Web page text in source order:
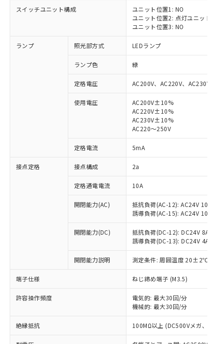
スイッチユニット構成
ユニット位置1: NO
ユニット位置2: 点灯ユニット
ユニット位置3: NO
ランプ 照光部方式 LEDランプ
ランプ色 緑
定格電圧 AC200V、AC220V、AC230V
使用電圧
AC200V±10%
AC220V±10%
AC230V±10%
AC220～250V
定格電流 5mA
接点定格 接点構成 2a
定格通電電流 10A
開閉能力(AC)
抵抗負荷(AC-12): AC24V 10A/
誘導負荷(AC-15): AC24V
開閉能力(DC)
抵抗負荷(DC-12): DC24V 8A/
誘導負荷(DC-13): DC24V 4A/
開閉能力説明 測定条件: 周囲温度 20±2℃、
端子仕様 ねじ締め端子 (M3.5)
許容操作頻度
電気的: 最大30回/分
機械的: 最大30回/分
絶縁抵抗 100MΩ以上 (DC500Vメガ、点
以下の条件をお読みいただき、同意のうえ
本サービスは、当社制御機器事業取扱
商品の当社在庫状況および標準価格
(税抜)を提供させていただくもので
本サービスの対象外となる商品もある
ことをご了承ください。
在庫状況および標準価格照会結果は、
記載している更新日時点での社内デー
タに基づき作成されるものであり、閲
覧された時点での実際の在庫および標
対応済み：EU RoHS指令（10物質）の
非含有に対応した製品が提供可能な商品で
対応予定：EU RoHS指令（10物質）の非含
有に対応した製品に切り替える予定のある
対応予定なし：EU RoHS指令（10物質）の
非含有に非対応の商品で、対応品を出す予
調査・確認中：EU RoHS指令（10物質）の
非含有の対応状況を調査中または確認中の
非該当品：ライセンス料など無形物で、有
害物質有無と関係のない商品です。
仕入先様の事情により、非含有部品として
いたものが、含有品と判明した場合などや
むを得ず変更することがあります。
鉛(Pb) 1000ppm以下、 水銀(Hg) 1000ppm以下、 カド
六価クロム(Cr(Ⅵ)) 1000ppm以下、ポリ臭化ビフェニル
※1 中国RoHS○×表
「○」：最大均質材料含有率が中国RoHSの
基準値以下であることを示します。
「×」：最大均質材料含有率が中国RoHSの
基準値を超えていることを示します。
「－」：未確認です。当社販売部門へお問
*中国RoHS10物質の基準値 (GB/T26572)：
Pb(鉛) :1000ppm、 Hg(水銀) : 1000ppm、 Cd(カドミウ
当社は、これら貴社製品のうち、外国
為替および外国貿易法に定める商品
（以下｢規制貨物等」という）を輸出
または国外への提供する場合は、日本
国政府の輸出許可(または役務取引許
可)を取得するなどの必要な手続きを